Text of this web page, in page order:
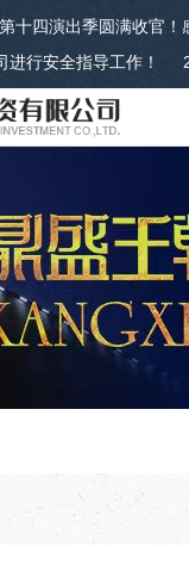
第十四演出季圆满收官
行安全指导工作！